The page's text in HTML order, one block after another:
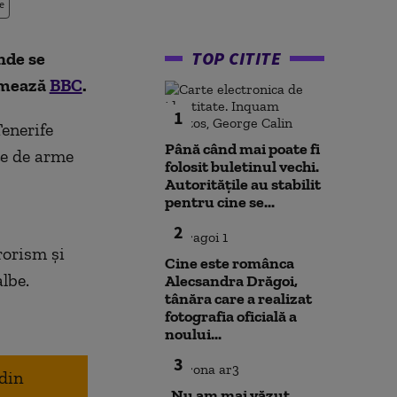
se
BBC.
de arme
și
TOP CITITE
1
Până când mai poate fi
folosit buletinul vechi.
Autoritățile au stabilit
pentru cine se...
2
Cine este românca
Alecsandra Drăgoi,
tânăra care a realizat
fotografia oficială a
noului...
3